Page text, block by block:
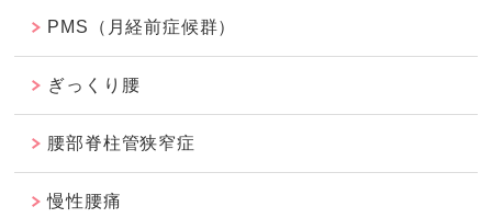
PMS（月経前症候群）
ぎっくり腰
腰部脊柱管狭窄症
慢性腰痛